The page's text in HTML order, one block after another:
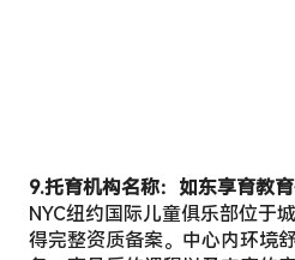
10.托育机构名称：如东新芽幼
0—3岁婴幼儿就如一颗颗刚刚